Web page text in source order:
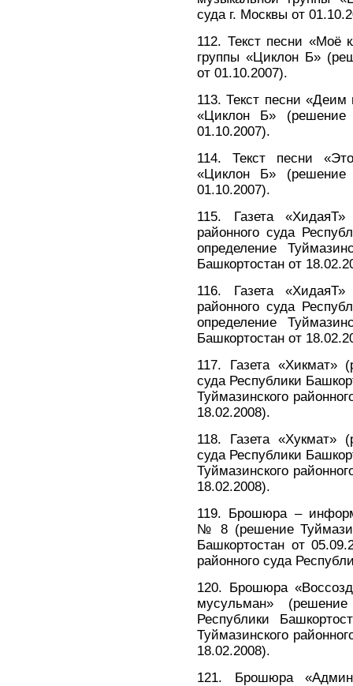
суда г. Москвы от
112. Текст песни «Моё
группы «Циклон Б»
от 01.10.2007).
113. Текст песни «Деим
«Циклон Б» (решение
01.10.2007).
114. Текст песни
«Циклон Б» (решение
01.10.2007).
115. Газета
районного суда
определение
Башкортостан от
116. Газета
районного суда
определение
Башкортостан от
117. Газета «Хикмат»
суда Республики
Туймазинского
18.02.2008).
118. Газета «Хукмат»
суда Республики
Туймазинского
18.02.2008).
119. Брошюра –
№ 8 (решение
Башкортостан от
районного суда
120. Брошюра
мусульман»
Республики
Туймазинского
18.02.2008).
121. Брошюра